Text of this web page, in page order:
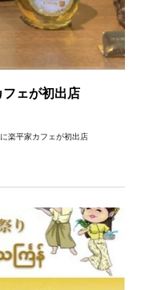
フェが初出店
楽平家カフェが初出店